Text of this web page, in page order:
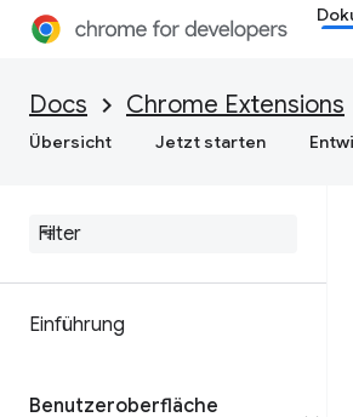
Docs Chrome Extensions
Übersicht Jetzt starten
Einführung
Benutzeroberfläche